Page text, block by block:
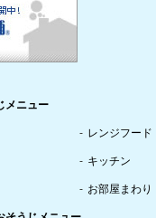
メニュー
レンジフード
キッチン
お部屋まわり